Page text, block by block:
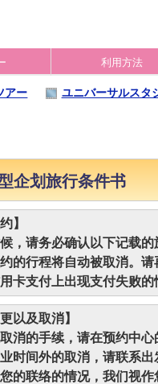
利用方法
アー ユニバーサルスタ
企划旅行条件书
】
，请务必确认以下记载
的行程将自动被取消。请
用卡支付上出现支付失败
以及取消】
消的手续，请在预约中
时间外的取消，请联系
的联络的情况，我们视